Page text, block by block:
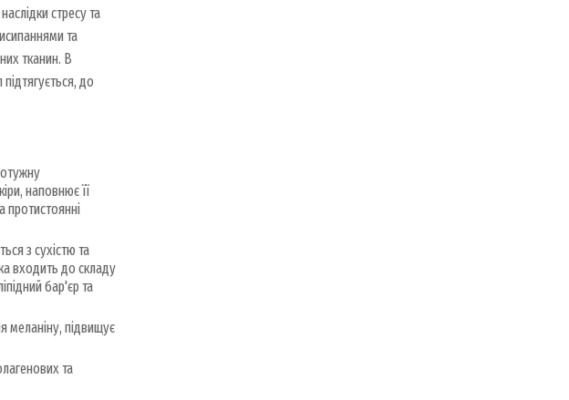
стресу та
та
тканин. В
до
наповнює її
протистоянні
з сухістю та
входить до складу
бар'єр та
меланіну, підвищує
та